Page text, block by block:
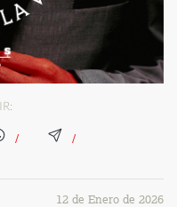
12 de Enero de 2026